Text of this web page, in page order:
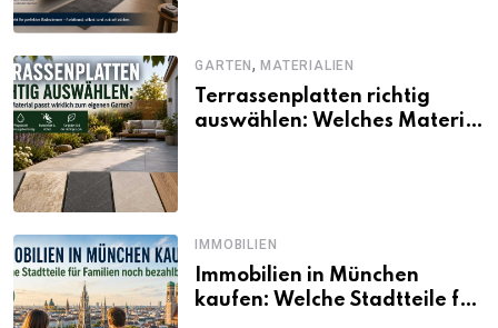
GARTEN,MATERIALIEN
Terrassenplatten richtig
auswählen: Welches Material
IMMOBILIEN
Immobilien in München
kaufen: Welche Stadtteile für